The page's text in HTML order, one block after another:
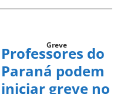
Greve
Professores do
Paraná podem
iniciar greve no